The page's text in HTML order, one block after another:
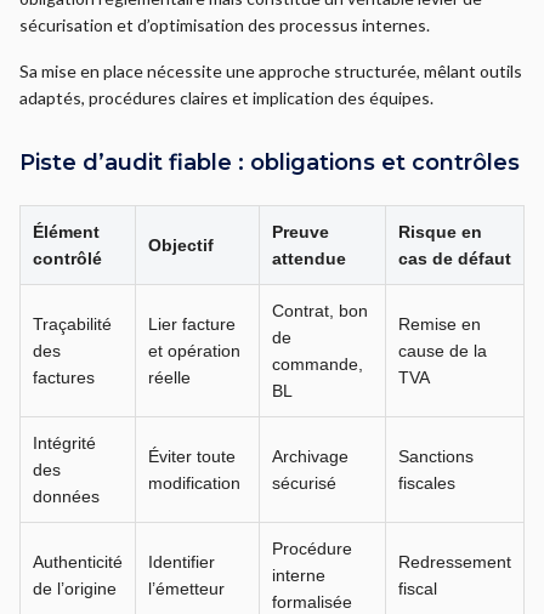
sécurisation et d’optimisation des processus internes.
Sa mise en place nécessite une approche structurée, mêlant outils
adaptés, procédures claires et implication des équipes.
Piste d’audit fiable : obligations et contrôles
Élément
contrôlé
Objectif
Preuve
attendue
Risque en
cas de défaut
Traçabilité
des
factures
Lier facture
et opération
réelle
Contrat, bon
de
commande,
BL
Remise en
cause de la
TVA
Intégrité
des
données
Éviter toute
modification
Archivage
sécurisé
Sanctions
fiscales
Authenticité
de l’origine
Identifier
l’émetteur
Procédure
interne
formalisée
Redressement
fiscal